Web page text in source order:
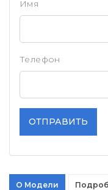
Имя
Телефон
ОТПРАВИТЬ
О Модели